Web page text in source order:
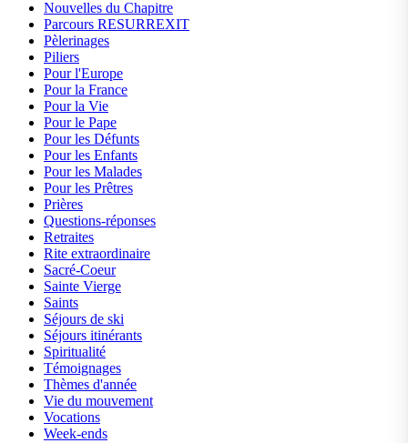
Nouvelles du Chapitre
Parcours RESURREXIT
Pèlerinages
Piliers
Pour l'Europe
Pour la France
Pour la Vie
Pour le Pape
Pour les Défunts
Pour les Enfants
Pour les Malades
Pour les Prêtres
Prières
Questions-réponses
Retraites
Rite extraordinaire
Sacré-Coeur
Sainte Vierge
Saints
Séjours de ski
Séjours itinérants
Spiritualité
Témoignages
Thèmes d'année
Vie du mouvement
Vocations
Week-ends